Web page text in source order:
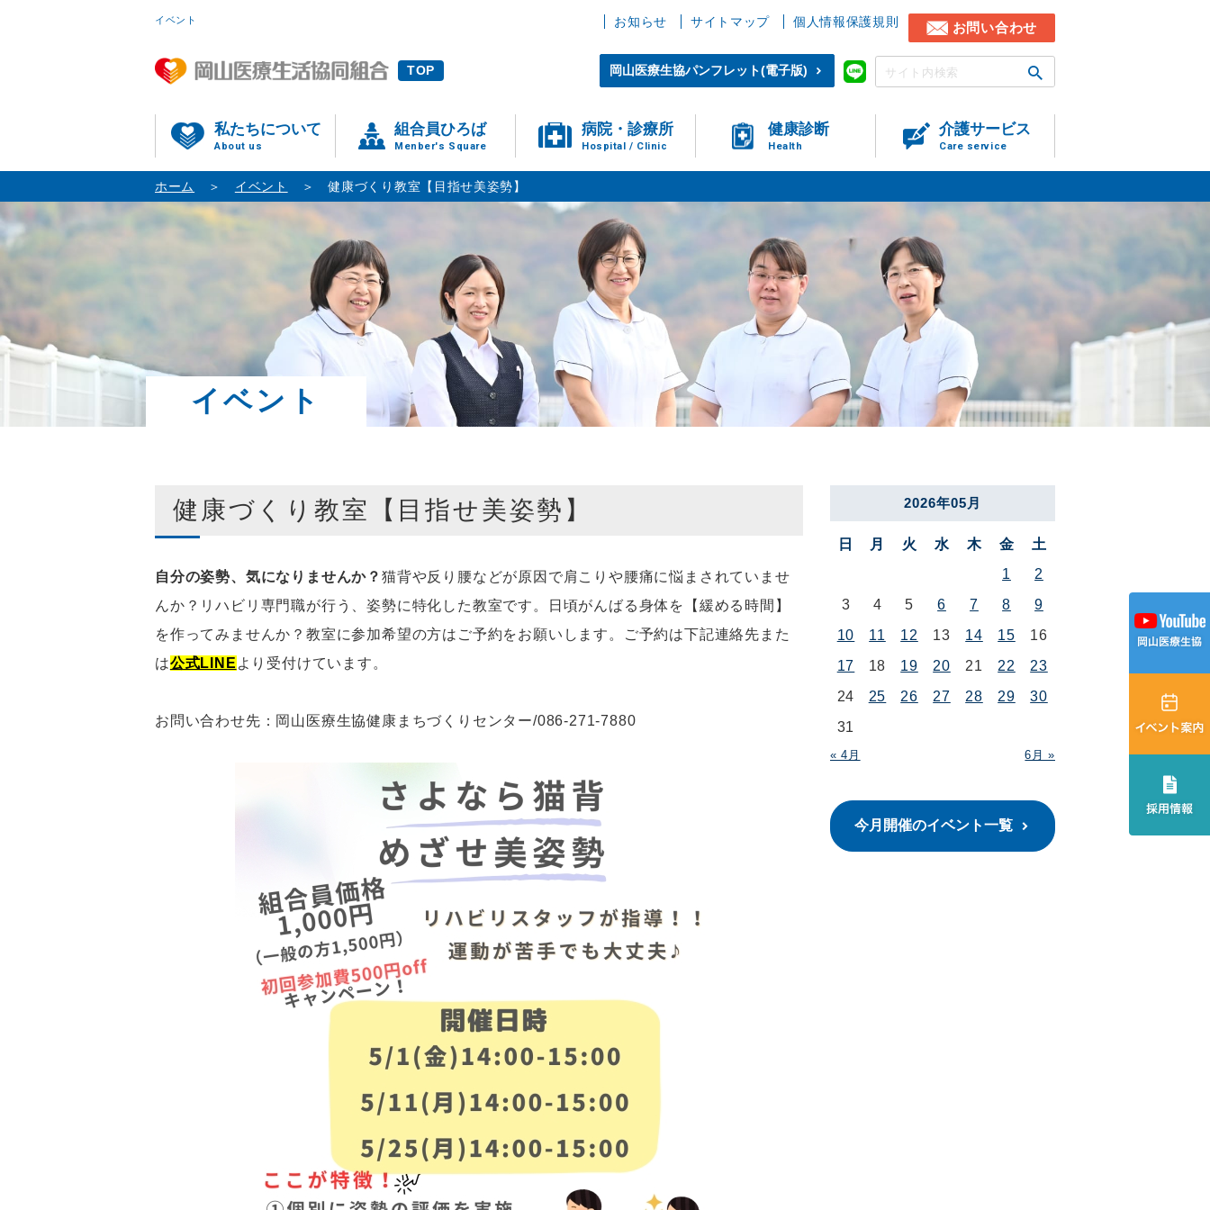
イベント お知らせ サイトマップ 個人情報保護規則 お問い合わせ
TOP 岡山医療生協パンフレット(電子版)
私たちについて
About us
組合員ひろば
Menber's Square
病院・診療所
Hospital / Clinic
健康診断
Health
介護サービス
Care service
ホーム イベント 健康づくり教室【目指せ美姿勢】
イベント
健康づくり教室【目指せ美姿勢】
自分の姿勢、気になりませんか？ 猫背や反り腰などが原因で肩こりや腰痛に悩まされていませ
んか？リハビリ専門職が行う、姿勢に特化した教室です。日頃がんばる身体を【緩める時間】
を作ってみませんか？教室に参加希望の方はご予約をお願いします。ご予約は下記連絡先また
は公式LINE より受付けています。
お問い合わせ先：岡山医療生協健康まちづくりセンター/086-271-7880
2026年05月
日 月 火 水 木 金 土
« 4月 6月 »
1
2
3
4 5 6 7 8
9
10
11 12 13 14 15
16
17
18 19 20 21 22
23
24
25 26 27 28 29
30
31
今月開催のイベント一覧